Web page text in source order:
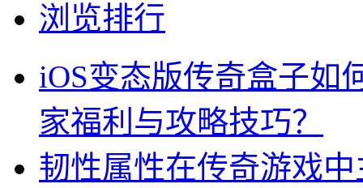
浏览排行
iOS变态版传奇盒子如
家福利与攻略技巧？
韧性属性在传奇游戏